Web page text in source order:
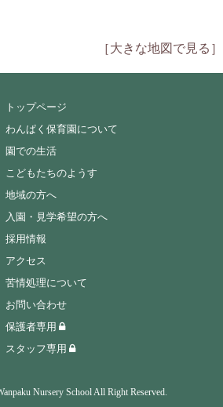
［大きな地図で見る］
トップページ
わんぱく保育園について
園での生活
こどもたちのようす
地域の方へ
入園・見学希望の方へ
採用情報
アクセス
苦情処理について
お問い合わせ
保護者専用
スタッフ専用
Nursery School All Right Reserved.